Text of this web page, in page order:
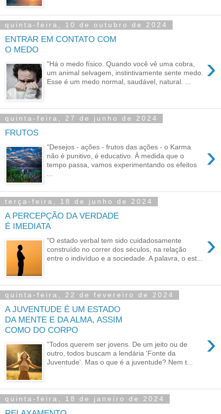
quinta-feira, 10 de outubro de 2024
ENTRAR EM CONTATO COM
O MEDO
›
"Há o medo físico. Quando você vê uma cobra,
um animal selvagem, instintivamente sente medo.
Esse é um medo normal, saudável, natural. ...
quinta-feira, 27 de junho de 2024
FRUTOS
›
"Desejos - ações - frutos das ações - o Karma
não é punitivo, é educativo. À medida que o
tempo passa, vamos experimentando os efeitos
terça-feira, 18 de junho de 2024
A PERCEPÇÃO DA VERDADE
É IMEDIATA
›
"O estado verbal tem sido cuidadosamente
construído no correr dos séculos, na relação
entre o indivíduo e a sociedade. A palavra, o est...
quinta-feira, 22 de fevereiro de 2024
A JUVENTUDE É UM ESTADO
DA MENTE E DA ALMA, ASSIM
COMO DO CORPO
›
"Todos querem ser jovens. De um jeito ou de
outro, todos buscam a lendária 'Fonte da
Juventude'. Mas o que é a juventude? Nem t...
quinta-feira, 18 de janeiro de 2024